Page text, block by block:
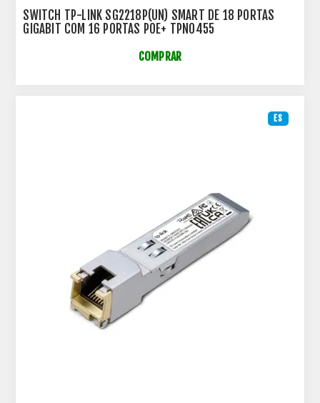
SWITCH TP-LINK SG2218P(UN) SMART DE 18 PORTAS
GIGABIT COM 16 PORTAS POE+ TPN0455
COMPRAR
ES